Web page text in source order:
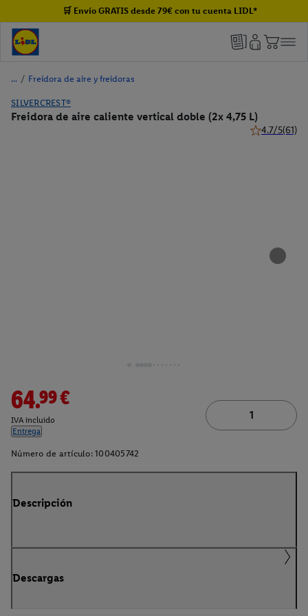
🛒 Envío GRATIS desde 79€ con tu cuenta LIDL*
/ Freidora de aire y freidoras
SILVERCREST®
Freidora de aire caliente vertical doble (2x 4,75 L)
4.7/5(61)
64.99€
IVA incluido
Entrega
Número de artículo: 100405742
Descripción
Descargas